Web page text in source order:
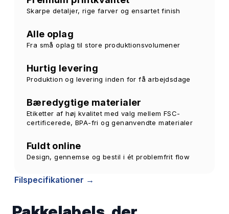
Skarpe detaljer, rige farver og ensartet finish
Alle oplag
Fra små oplag til store produktionsvolumener
Hurtig levering
Produktion og levering inden for få arbejdsdage
Bæredygtige materialer
Etiketter af høj kvalitet med valg mellem FSC-
certificerede, BPA-fri og genanvendte materialer
Fuldt online
Design, gennemse og bestil i ét problemfrit flow
Filspecifikationer